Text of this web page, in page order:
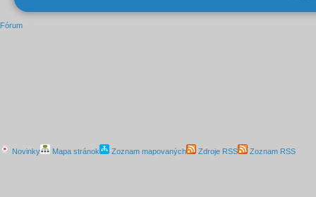
Fórum
Novinky Mapa stránok Zoznam mapovaných Zdroje RSS Zoznam RSS